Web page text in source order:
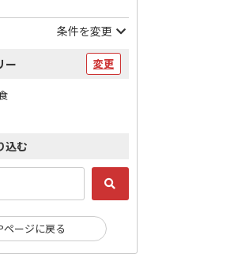
条件を変更
ー 変更
込む
ページに戻る